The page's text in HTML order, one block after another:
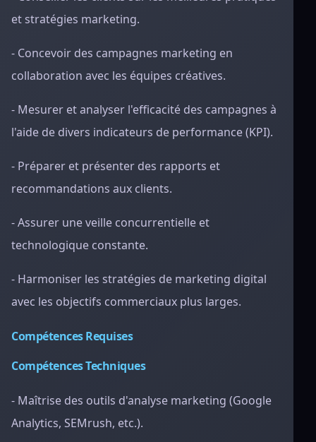
et stratégies marketing.
- Concevoir des campagnes marketing en
collaboration avec les équipes créatives.
- Mesurer et analyser l'efficacité des campagnes à
l'aide de divers indicateurs de performance (KPI).
- Préparer et présenter des rapports et
recommandations aux clients.
- Assurer une veille concurrentielle et
technologique constante.
- Harmoniser les stratégies de marketing digital
avec les objectifs commerciaux plus larges.
Compétences Requises
Compétences Techniques
- Maîtrise des outils d'analyse marketing (Google
Analytics, SEMrush, etc.).